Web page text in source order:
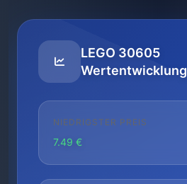
LEGO 30605
Wertentwicklung
NIEDRIGSTER PREIS
7.49 €